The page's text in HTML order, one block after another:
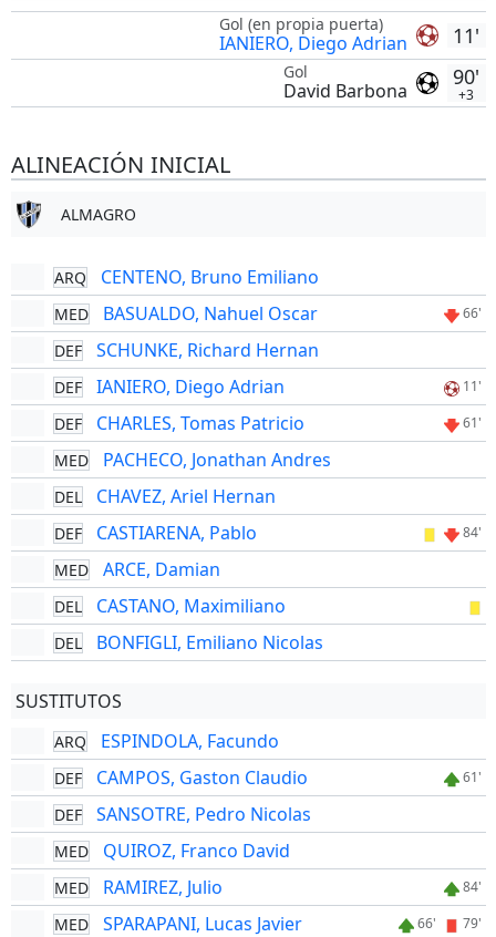
11'
Gol (en propia puerta)
IANIERO, Diego Adrian
90'
+3
Gol
David Barbona
ALINEACIÓN INICIAL
ALMAGRO
ARQ CENTENO, Bruno Emiliano
MED BASUALDO, Nahuel Oscar 66'
DEF SCHUNKE, Richard Hernan
DEF IANIERO, Diego Adrian 11'
DEF CHARLES, Tomas Patricio 61'
MED PACHECO, Jonathan Andres
DEL CHAVEZ, Ariel Hernan
DEF CASTIARENA, Pablo 84'
MED ARCE, Damian
DEL CASTANO, Maximiliano
DEL BONFIGLI, Emiliano Nicolas
SUSTITUTOS
ARQ ESPINDOLA, Facundo
DEF CAMPOS, Gaston Claudio 61'
DEF SANSOTRE, Pedro Nicolas
MED QUIROZ, Franco David
MED RAMIREZ, Julio 84'
MED SPARAPANI, Lucas Javier 66' 79'